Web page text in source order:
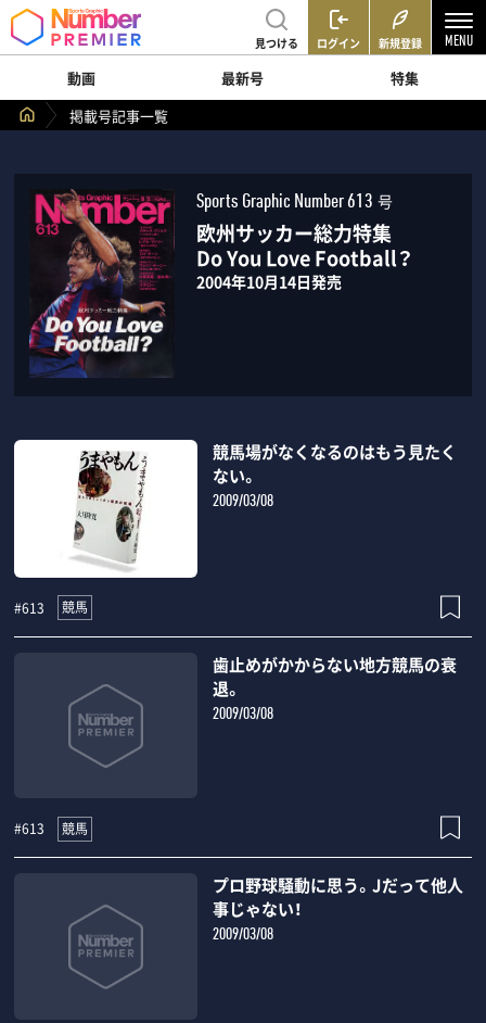
見つける ログイン 新規登録
動画 最新号
特集
掲載号記事一覧
Sports Graphic Number 613 号
欧州サッカー総力特集
Do You Love Football？
2004年10月14日発売
競馬場がなくなるのはもう見たく
ない。
2009/03/08
#613 競馬
歯止めがかからない地方競馬の衰
退。
2009/03/08
#613 競馬
プロ野球騒動に思う。Jだって他人
事じゃない！
2009/03/08